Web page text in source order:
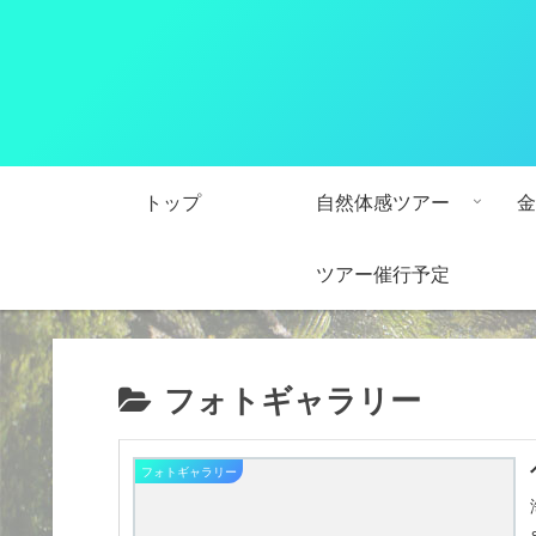
トップ 自然体感ツアー
ツアー催行予定
フォトギャラリー
フォトギャラリー